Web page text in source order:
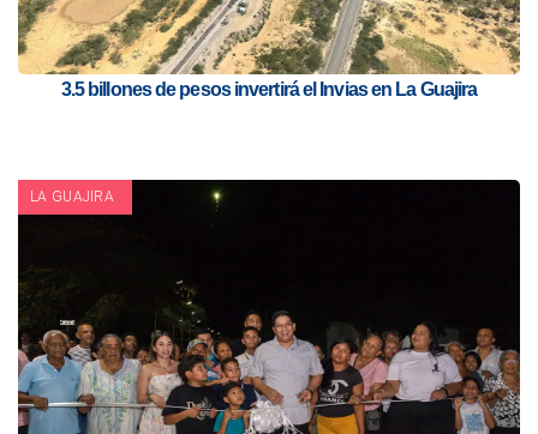
3.5 billones de pesos invertirá el Invias en La Guajira
LA GUAJIRA